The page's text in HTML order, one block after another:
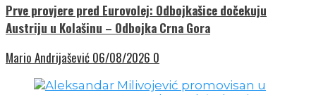
Prve provjere pred Eurovolej: Odbojkašice dočekuju
Austriju u Kolašinu – Odbojka Crna Gora
Mario Andrijašević 06/08/2026 0